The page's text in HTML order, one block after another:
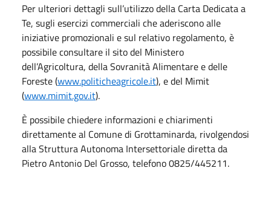
Per ulteriori dettagli sull’utilizzo della Carta Dedicata a
Te, sugli esercizi commerciali che aderiscono alle
iniziative promozionali e sul relativo regolamento, è
possibile consultare il sito del Ministero
dell’Agricoltura, della Sovranità Alimentare e delle
Foreste (www.politicheagricole.it), e del Mimit
(www.mimit.gov.it).
È possibile chiedere informazioni e chiarimenti
direttamente al Comune di Grottaminarda, rivolgendosi
alla Struttura Autonoma Intersettoriale diretta da
Pietro Antonio Del Grosso, telefono 0825/445211.